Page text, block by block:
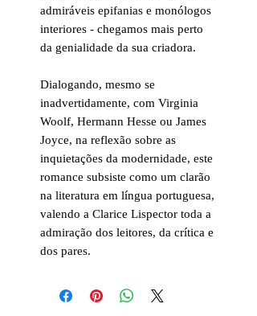
admiráveis epifanias e monólogos
interiores - chegamos mais perto
da genialidade da sua criadora.
Dialogando, mesmo se
inadvertidamente, com Virginia
Woolf, Hermann Hesse ou James
Joyce, na reflexão sobre as
inquietações da modernidade, este
romance subsiste como um clarão
na literatura em língua portuguesa,
valendo a Clarice Lispector toda a
admiração dos leitores, da crítica e
dos pares.